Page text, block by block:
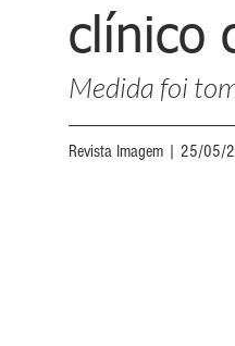
clínico
Medida foi
Revista Imagem | 25/05/